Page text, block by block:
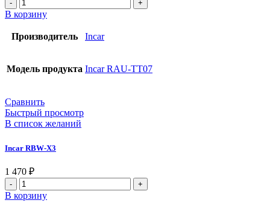
В корзину
Производитель Incar
Модель продукта Incar RAU-TT07
Сравнить
Быстрый просмотр
В список желаний
Incar RBW-X3
1 470 ₽
В корзину